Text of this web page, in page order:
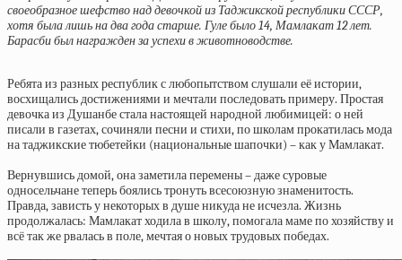
своеобразное шефство над девочкой из Таджикской республики СССР,
хотя была лишь на два года старше. Гуле было 14, Мамлакат 12 лет.
Барасби был награжден за успехи в животноводстве.
Ребята из разных республик с любопытством слушали её истории,
восхищались достижениями и мечтали последовать примеру. Простая
девочка из Душанбе стала настоящей народной любимицей: о ней
писали в газетах, сочиняли песни и стихи, по школам прокатилась мода
на таджикские тюбетейки (национальные шапочки) – как у Мамлакат.
Вернувшись домой, она заметила перемены – даже суровые
односельчане теперь боялись тронуть всесоюзную знаменитость.
Правда, зависть у некоторых в душе никуда не исчезла. Жизнь
продолжалась: Мамлакат ходила в школу, помогала маме по хозяйству и
всё так же рвалась в поле, мечтая о новых трудовых победах.